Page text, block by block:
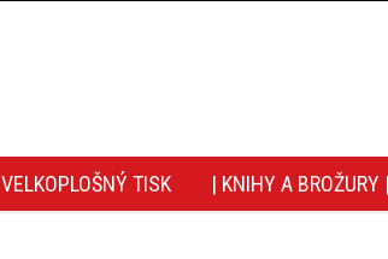
VELKOPLOŠNÝ TISK | KNIHY A BROŽURY |